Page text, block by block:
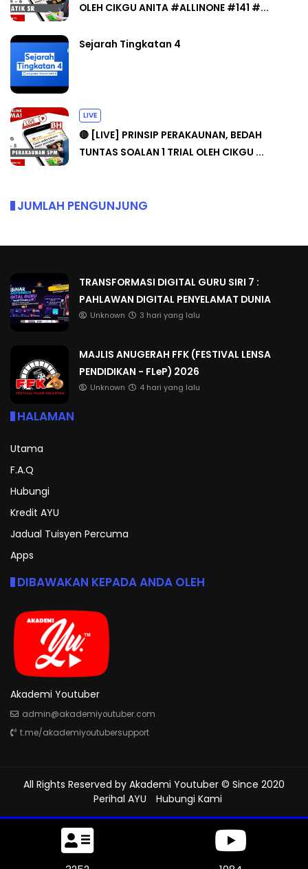
OLEH CIKGU ANITA #ALLINONE #141 #...
Sejarah Tingkatan 4
LIVE
🔴 [LIVE] PRINSIP PERAKAUNAN, BEDAH
TUNTAS SOALAN 1 TRIAL OLEH CIKGU ...
JUMLAH PENGUNJUNG
TRANSFORMASI DIGITAL GURU SIRI 7 :
PAHLAWAN DIGITAL PENYELAMAT DUNIA
Unknown 3 hari yang lalu
MAJLIS ANUGERAH FFK (FESTIVAL LENSA
PENDIDIKAN - FLeP) 2026
Unknown 4 hari yang lalu
HALAMAN
Utama
F.A.Q
Hubungi
Kredit AYU
Jadual Tuisyen Percuma
Apps
DIBAWAKAN KEPADA ANDA OLEH
Akademi Youtuber
admin@akademiyoutuber.com
t.me/akademiyoutubersupport
All Rights Reserved by Akademi Youtuber © Since 2020
Perihal AYU
Hubungi Kami